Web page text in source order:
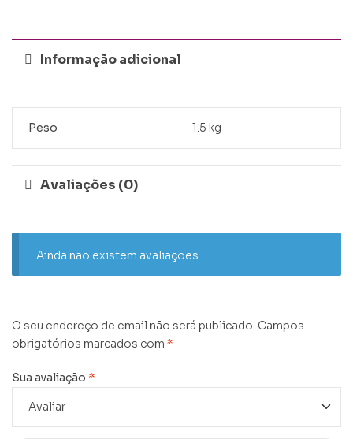
Informação adicional
Peso 1.5 kg
Avaliações (0)
Ainda não existem avaliações.
O seu endereço de email não será publicado. Campos
obrigatórios marcados com *
Sua avaliação *